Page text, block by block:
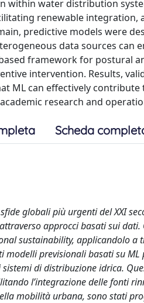
within water distribution
renewable
predictive models were
data sources can
framework for postural
intervention. Results,
ML can effectively
research and
Scheda
globali più urgenti del XXI
approcci basati sui
sustainability, applicandolo
modelli previsionali basati su
di distribuzione idrica.
l’integrazione delle fonti
mobilità urbana, sono stati